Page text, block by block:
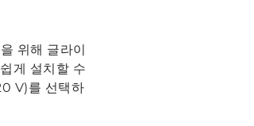
위해 글라이
게 설치할 수
V)를 선택하